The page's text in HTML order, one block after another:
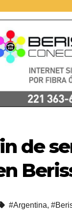
de
#Argentina,